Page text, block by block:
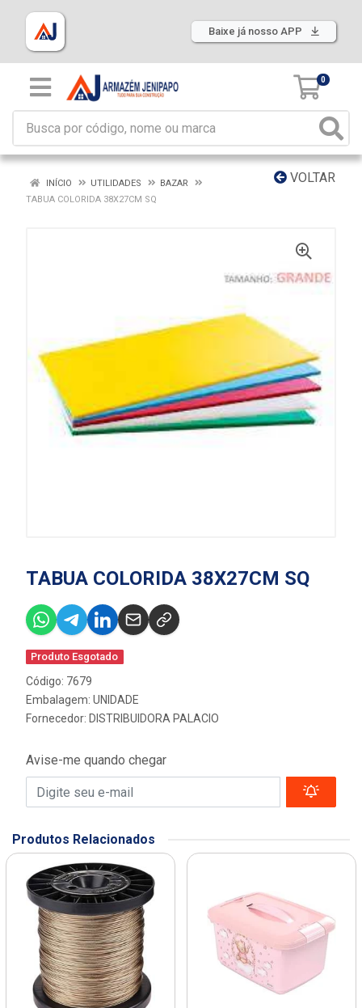
Baixe já nosso APP
0
VOLTAR
INÍCIO UTILIDADES
BAZAR
TABUA COLORIDA 38X27CM SQ
TABUA COLORIDA 38X27CM SQ
Produto Esgotado
Código: 7679
Embalagem: UNIDADE
Fornecedor: DISTRIBUIDORA PALACIO
Avise-me quando chegar
Produtos Relacionados